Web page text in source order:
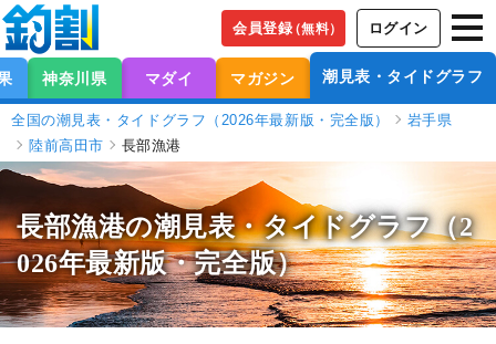
会員登録（無料） ログイン
神奈川県 マダイ マガジン 潮見表・タイドグラフ
全国の潮見表・タイドグラフ（2026年最新版・完全版）
岩手県
陸前高田市
長部漁港
長部漁港の潮見表・タイドグラフ（2
026年最新版・完全版）